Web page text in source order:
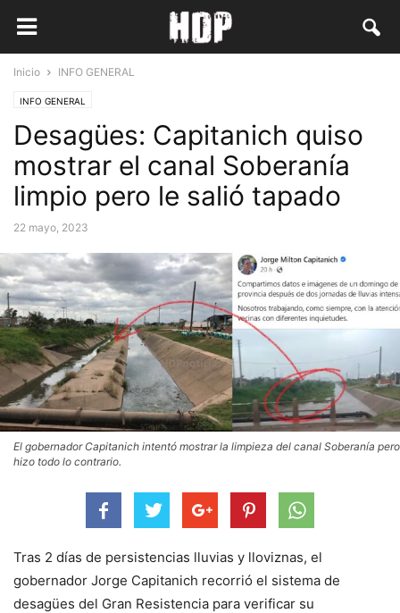
Inicio INFO GENERAL
INFO GENERAL
Desagües: Capitanich quiso
mostrar el canal Soberanía
limpio pero le salió tapado
22 mayo, 2023
El gobernador Capitanich intentó mostrar la limpieza del canal Soberanía pero
hizo todo lo contrario.
Tras 2 días de persistencias lluvias y lloviznas, el
gobernador Jorge Capitanich recorrió el sistema de
desagües del Gran Resistencia para verificar su